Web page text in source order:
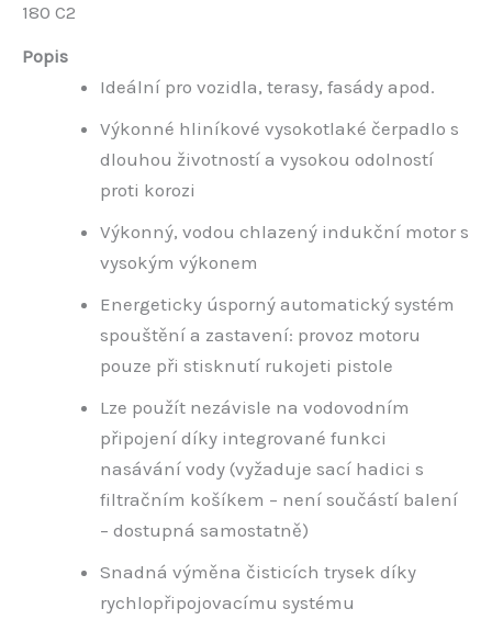
180 C2
Popis
Ideální pro vozidla, terasy, fasády apod.
Výkonné hliníkové vysokotlaké čerpadlo s
dlouhou životností a vysokou odolností
proti korozi
Výkonný, vodou chlazený indukční motor s
vysokým výkonem
Energeticky úsporný automatický systém
spouštění a zastavení: provoz motoru
pouze při stisknutí rukojeti pistole
Lze použít nezávisle na vodovodním
připojení díky integrované funkci
nasávání vody (vyžaduje sací hadici s
filtračním košíkem – není součástí balení
– dostupná samostatně)
Snadná výměna čisticích trysek díky
rychlopřipojovacímu systému